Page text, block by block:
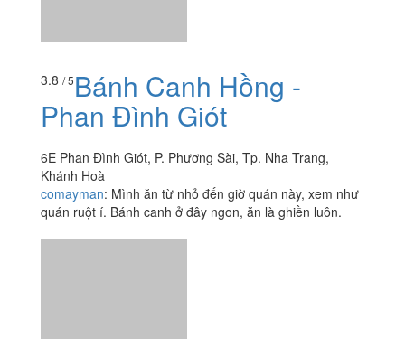
3.8 / 5Bánh Canh Hồng -
Phan Đình Giót
6E Phan Đình Giót, P. Phương Sài, Tp. Nha Trang,
Khánh Hoà
comayman: Mình ăn từ nhỏ đến giờ quán này, xem như
quán ruột í. Bánh canh ở đây ngon, ăn là ghiền luôn.